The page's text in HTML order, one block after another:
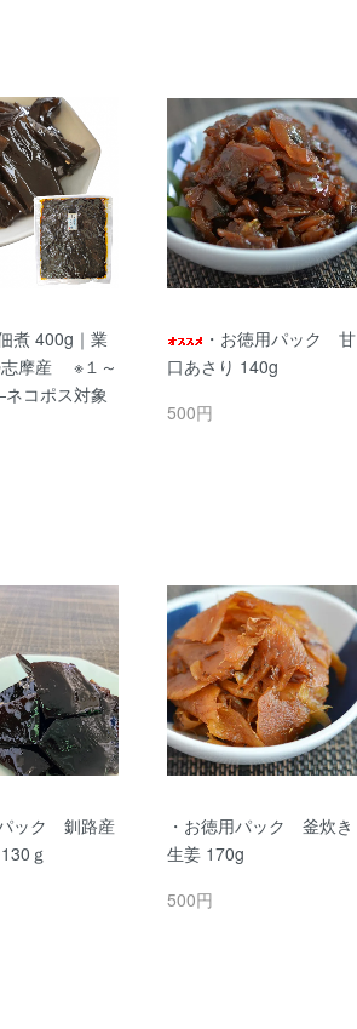
煮 400g｜業
志摩産 ※１～
コポス対象
・お徳用パック 甘
口あさり 140g
500円
ック 釧路産
ｇ
・お徳用パック 釜炊き
生姜 170g
500円